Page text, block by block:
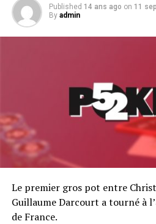
Published 14 ans ago on 11
By admin
Le premier gros pot entre
Guillaume Darcourt a tourné à
de France.